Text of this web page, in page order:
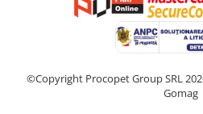
©Copyright Procopet Group SRL
Gomag